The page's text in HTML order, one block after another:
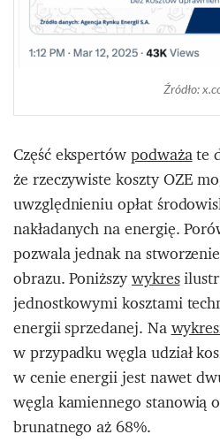
Źródło:
Część ekspertówpodważate
że rzeczywiste koszty OZE
uwzględnieniu opłat
nakładanych na energię.
pozwala jednak na
obrazu. Poniższywykres
jednostkowymi kosztami
energii sprzedanej. Na
w przypadku węgla udział
w cenie energii jest nawet
węgla kamiennego stanowią
brunatnego aż 68%.